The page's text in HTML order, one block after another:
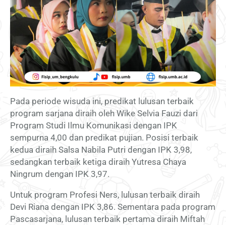
Pada periode wisuda ini, predikat lulusan terbaik
program sarjana diraih oleh Wike Selvia Fauzi dari
Program Studi Ilmu Komunikasi dengan IPK
sempurna 4,00 dan predikat pujian. Posisi terbaik
kedua diraih Salsa Nabila Putri dengan IPK 3,98,
sedangkan terbaik ketiga diraih Yutresa Chaya
Ningrum dengan IPK 3,97.
Untuk program Profesi Ners, lulusan terbaik diraih
Devi Riana dengan IPK 3,86. Sementara pada program
Pascasarjana, lulusan terbaik pertama diraih Miftah